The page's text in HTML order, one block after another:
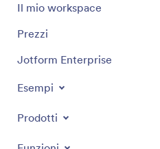
Collane
Braccialetti
Il mio workspace
Prezzi
Jotform Enterprise
Esempi
Prodotti